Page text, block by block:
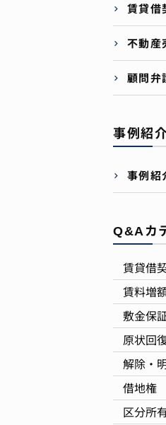
賃貸借
不動産
顧問弁
事例紹
事例紹
Q&Aカ
賃貸借
賃料増
敷金保
原状回
解除・
借地権
区分所